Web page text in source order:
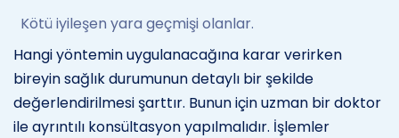
Kötü iyileşen yara geçmişi olanlar.
Hangi yöntemin uygulanacağına karar verirken
bireyin sağlık durumunun detaylı bir şekilde
değerlendirilmesi şarttır. Bunun için uzman bir doktor
ile ayrıntılı konsültasyon yapılmalıdır. İşlemler